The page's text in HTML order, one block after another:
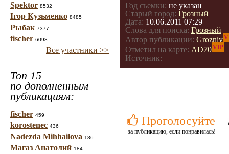
Spektor 8532
Ігор Кузьменко 8485
Рыбак 7377
fischer 6098
Все участники >>
Топ 15
по дополненным
публикациям:
fischer 459
korostenec 436
Nadezda Mihhailova 186
Магаз Анатолий 184
Год съемки: не указан
Старый город: Грозный
Дата: 10.06.2011 07:29
Слова для поиска: Грозный
Автор публикации: Grozniy
Отметил на карте: AD70VIP
Источник:
Проголосуйте
за публикацию, если понравилась!